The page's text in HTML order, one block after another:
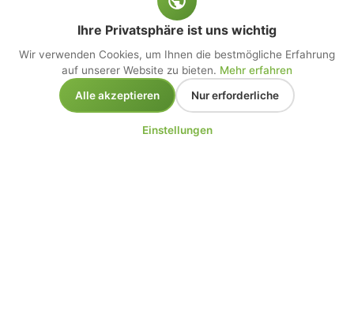
Ihre Privatsphäre ist uns wichtig
Wir verwenden Cookies, um Ihnen die bestmögliche Erfahrung
auf unserer Website zu bieten. Mehr erfahren
Alle akzeptieren
Nur erforderliche
Einstellungen